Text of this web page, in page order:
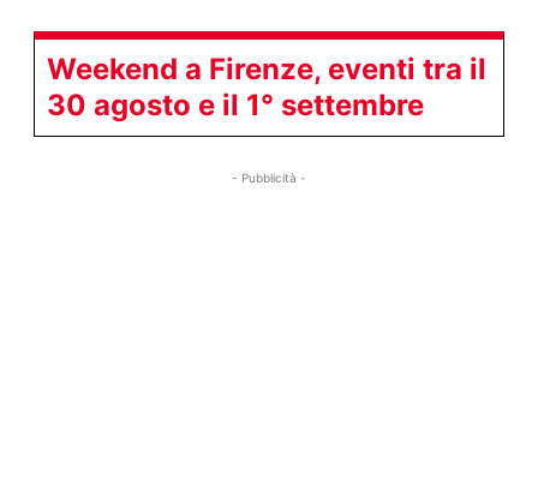
Weekend a Firenze, eventi tra il
30 agosto e il 1° settembre
- Pubblicità -